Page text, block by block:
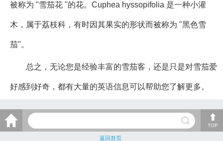
被称为 "雪茄花 "的花。Cuphea hyssopifolia 是一种小灌
木，属于荔枝科，有时因其果实的形状而被称为 "黑色雪
茄"。
总之，无论您是经验丰富的雪茄客，还是只是对雪茄爱
好感到好奇，都有大量的英语信息可以帮助您了解更多。
TOP
返回首页